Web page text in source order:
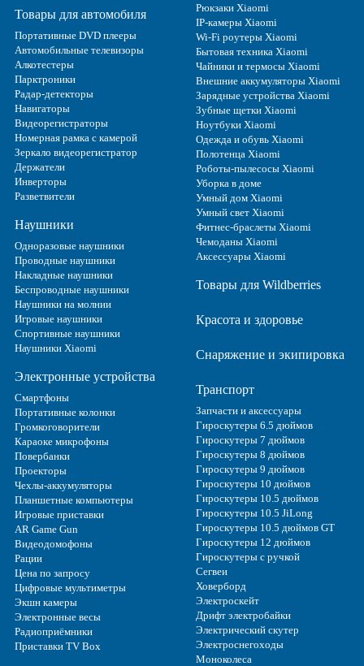
Товары для автомобиля
Портативные DVD плееры
Автомобильные телевизоры
Алкотестеры
Парктроники
Радар-детекторы
Навигаторы
Видеорегистраторы
Номерная рамка с камерой
Зеркало видеорегистратор
Держатели
Инверторы
Разветвители
Наушники
Одноразовые наушники
Проводные наушники
Накладные наушники
Беспроводные наушники
Наушники на молнии
Игровые наушники
Спортивные наушники
Наушники Xiaomi
Электронные устройства
Смартфоны
Портативные колонки
Громкоговорители
Караоке микрофоны
Повербанки
Проекторы
Чехлы-аккумуляторы
Планшетные компьютеры
Игровые приставки
AR Game Gun
Видеодомофоны
Рации
Цена по запросу
Цифровые мультиметры
Экшн камеры
Электронные весы
Радиоприёмники
Приставки TV Box
Рюкзаки Xiaomi
IP-камеры Xiaomi
Wi-Fi роутеры Xiaomi
Бытовая техника Xiaomi
Чайники и термосы Xiaomi
Внешние аккумуляторы Xiaomi
Зарядные устройства Xiaomi
Зубные щетки Xiaomi
Ноутбуки Xiaomi
Одежда и обувь Xiaomi
Полотенца Xiaomi
Роботы-пылесосы Xiaomi
Уборка в доме
Умный дом Xiaomi
Умный свет Xiaomi
Фитнес-браслеты Xiaomi
Чемоданы Xiaomi
Аксессуары Xiaomi
Товары для Wildberries
Красота и здоровье
Снаряжение и экипировка
Транспорт
Запчасти и аксессуары
Гироскутеры 6.5 дюймов
Гироскутеры 7 дюймов
Гироскутеры 8 дюймов
Гироскутеры 9 дюймов
Гироскутеры 10 дюймов
Гироскутеры 10.5 дюймов
Гироскутеры 10.5 JiLong
Гироскутеры 10.5 дюймов GT
Гироскутеры 12 дюймов
Гироскутеры с ручкой
Сегвеи
Ховерборд
Электроскейт
Дрифт электробайки
Электрический скутер
Электроснегоходы
Моноколеса